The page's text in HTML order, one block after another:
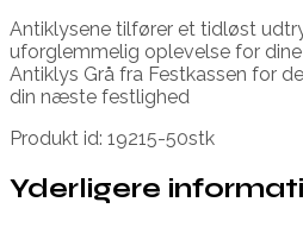
Antiklysene tilfører et tidløst
uforglemmelig oplevelse for
Antiklys Grå fra Festkassen for
din næste festlighed
Produkt id: 19215-50stk
Yderligere